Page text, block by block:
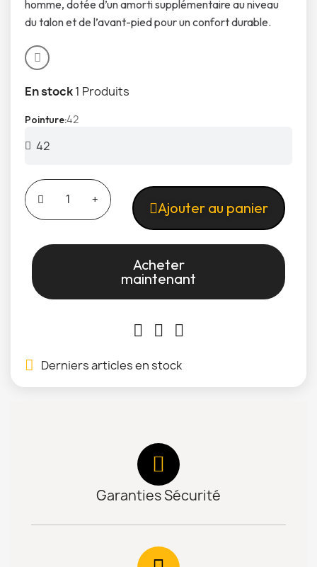
homme, dotée d’un amorti supplémentaire au niveau
du talon et de l’avant-pied pour un confort durable.
En stock1 Produits
Pointure42
Ajouter au panier
Acheter
maintenant
Derniers articles en stock
Garanties Sécurité